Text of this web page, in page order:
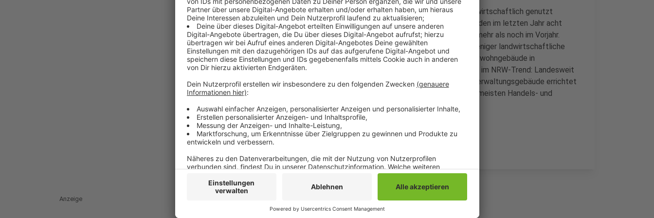
In Mönchengladbach werden immer mehr Gebäude errichtet, die wirtschaftlich genutzt
werden. Das zeigen aktuelle Zahlen der Landesstatistiker. So wurden im letzten Jahr acht
Handels- und Lagergebäude im Stadtgebiet fertiggestellt - drei mehr als noch im Vorjahr.
Allerdings wurden weniger Büro- und Verwaltungsgebäude und weniger landwirtschaftliche
Betriebsgebäude errichtet. Insgesamt steigt die Anzahl der Nichtwohngebäude in
Mönchengladbach dennoch um 5,6 Prozent. Damit liegt die Stadt im NRW-Trend: Landesweit
wurden im letzten Jahr nämlich 2630 neue Betriebs-, Büro- und Verwaltungsgebäude errichtet
- 8,8 Prozent mehr als ein Jahr zuvor. Auch NRW-weit wurden am meisten Handels- und
Lagergebäude fertiggestellt.
Anzeige
Anzeige